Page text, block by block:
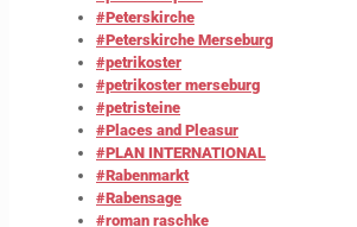
#Peterskirche
#Peterskirche Merseburg
#petrikoster
#petrikoster merseburg
#petristeine
#Places and Pleasur
#PLAN INTERNATIONAL
#Rabenmarkt
#Rabensage
#roman raschke